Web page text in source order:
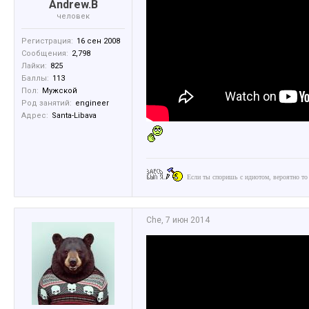
Andrew.B
человек
Регистрация: 16 сен 2008
Сообщения: 2,798
Лайки: 825
Баллы: 113
Пол: Мужской
Род занятий: engineer
Адрес: Santa-Libava
Если ты споришь с идиотом, вероятно то
Che, 7 июн 2014